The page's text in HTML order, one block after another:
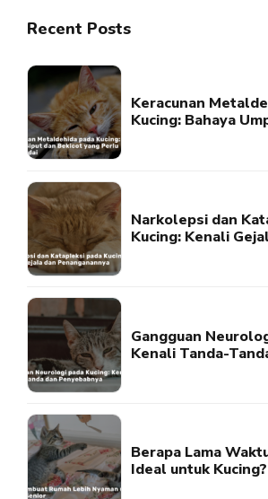
Recent Posts
Keracunan
Kucing: Bahaya
Narkolepsi dan
Kucing: Kenali
Gangguan
Kenali Tanda-
Berapa Lama
Ideal untuk Kucing?